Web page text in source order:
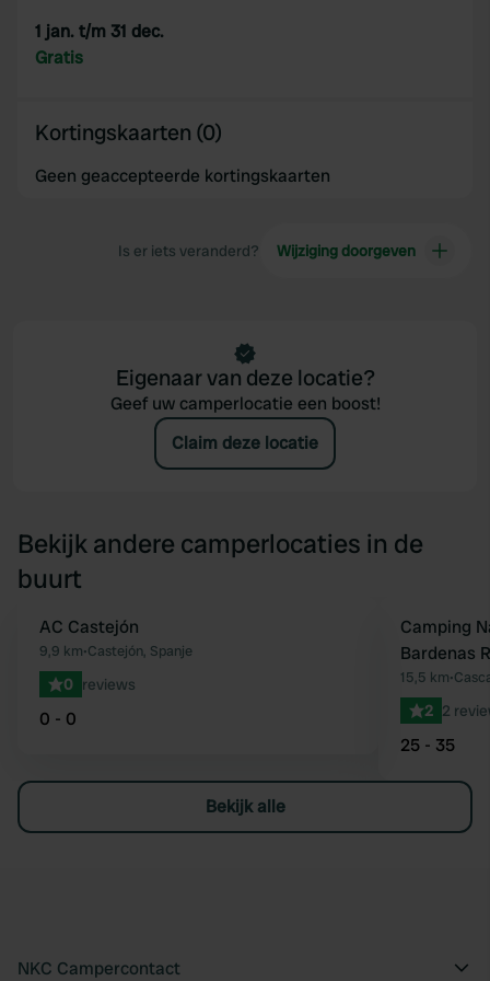
1 jan. t/m 31 dec.
Gratis
Kortingskaarten (0)
Geen geaccepteerde kortingskaarten
Is er iets veranderd? Wijziging doorgeven
Eigenaar van deze locatie?
Geef uw camperlocatie een boost!
Claim deze locatie
Bekijk andere camperlocaties in de
buurt
Favoriet
AC Castejón
9,9 km•Castejón, Spanje
0 reviews
0 - 0
Camping
Bardenas
15,5 km•
2 2
25 - 35
Bekijk alle
NKC Campercontact